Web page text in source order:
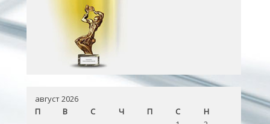
август 2026
П
В С Ч П С
Н